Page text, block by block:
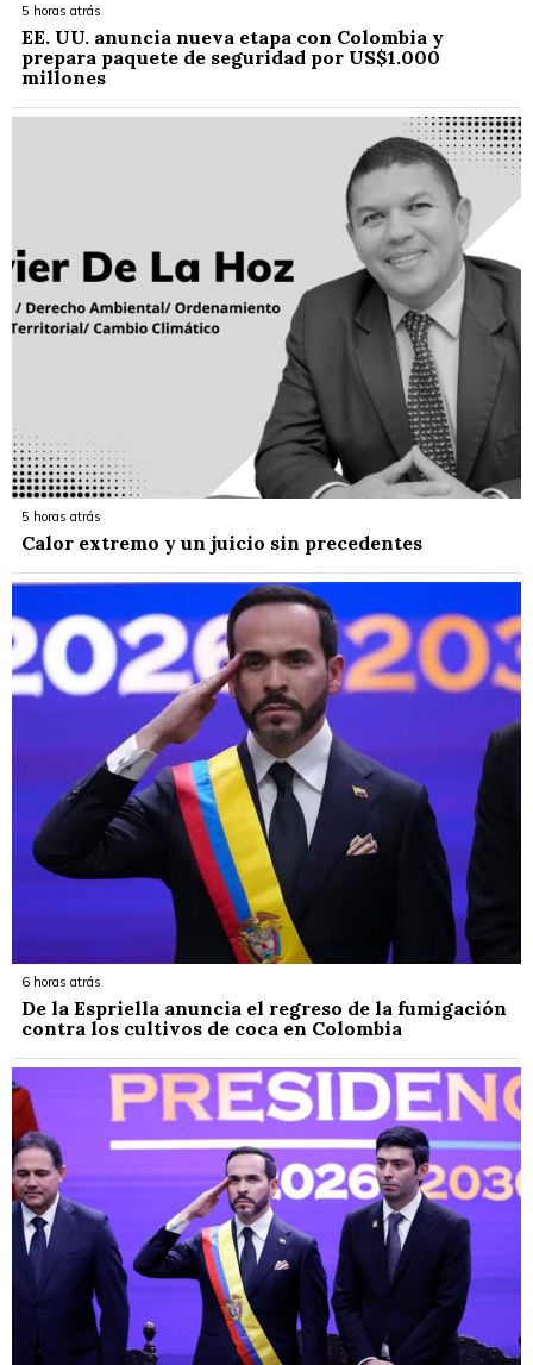
5 horas atrás
EE. UU. anuncia nueva etapa con Colombia y
prepara paquete de seguridad por US$1.000
millones
5 horas atrás
Calor extremo y un juicio sin precedentes
6 horas atrás
De la Espriella anuncia el regreso de la fumigación
contra los cultivos de coca en Colombia